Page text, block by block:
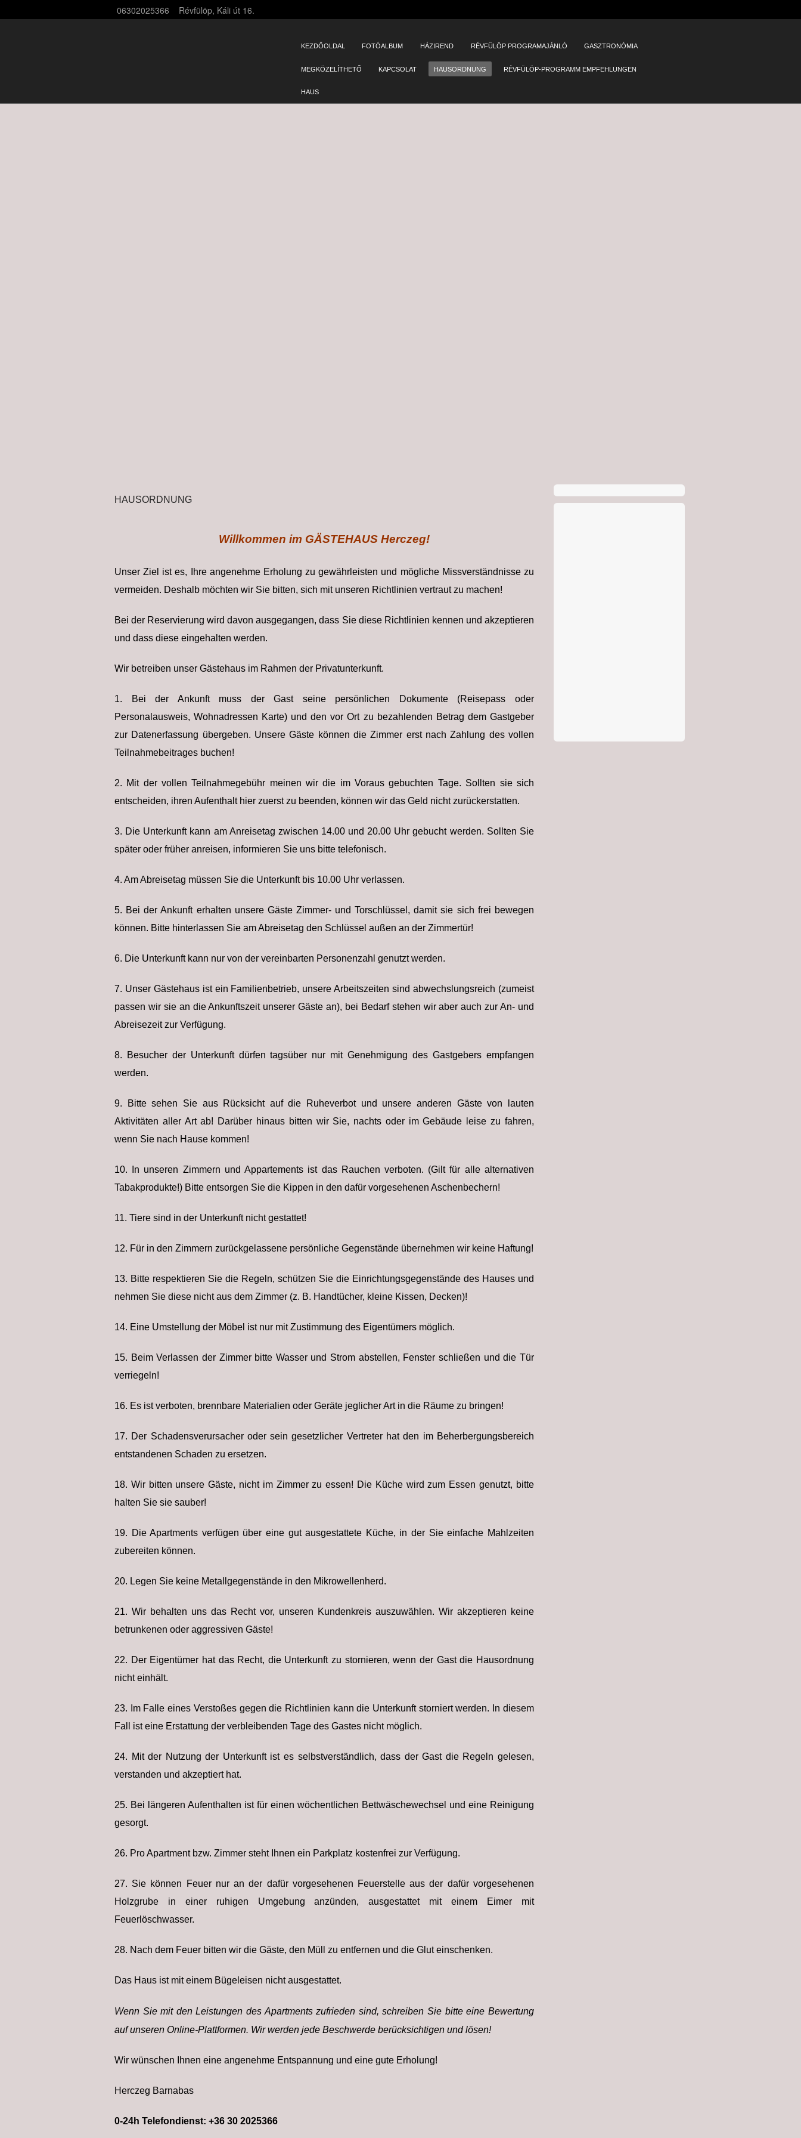
06302025366 Révfülöp, Káli út 16.
SKIP TO CONTENT
KEZDŐOLDAL FOTÓALBUM HÁZIREND RÉVFÜLÖP PROGRAMAJÁNLÓ GASZTRONÓMIA
MEGKÖZELÍTHETŐ KAPCSOLAT HAUSORDNUNG RÉVFÜLÖP-PROGRAMM EMPFEHLUNGEN
HAUS
HAUSORDNUNG
Willkommen im GÄSTEHAUS Herczeg!
Unser Ziel ist es, Ihre angenehme Erholung zu gewährleisten und mögliche Missverständnisse zu
vermeiden. Deshalb möchten wir Sie bitten, sich mit unseren Richtlinien vertraut zu machen!
Bei der Reservierung wird davon ausgegangen, dass Sie diese Richtlinien kennen und akzeptieren
und dass diese eingehalten werden.
Wir betreiben unser Gästehaus im Rahmen der Privatunterkunft.
1. Bei der Ankunft muss der Gast seine persönlichen Dokumente (Reisepass oder
Personalausweis, Wohnadressen Karte) und den vor Ort zu bezahlenden Betrag dem Gastgeber
zur Datenerfassung übergeben. Unsere Gäste können die Zimmer erst nach Zahlung des vollen
Teilnahmebeitrages buchen!
2. Mit der vollen Teilnahmegebühr meinen wir die im Voraus gebuchten Tage. Sollten sie sich
entscheiden, ihren Aufenthalt hier zuerst zu beenden, können wir das Geld nicht zurückerstatten.
3. Die Unterkunft kann am Anreisetag zwischen 14.00 und 20.00 Uhr gebucht werden. Sollten Sie
später oder früher anreisen, informieren Sie uns bitte telefonisch.
4. Am Abreisetag müssen Sie die Unterkunft bis 10.00 Uhr verlassen.
5. Bei der Ankunft erhalten unsere Gäste Zimmer- und Torschlüssel, damit sie sich frei bewegen
können. Bitte hinterlassen Sie am Abreisetag den Schlüssel außen an der Zimmertür!
6. Die Unterkunft kann nur von der vereinbarten Personenzahl genutzt werden.
7. Unser Gästehaus ist ein Familienbetrieb, unsere Arbeitszeiten sind abwechslungsreich (zumeist
passen wir sie an die Ankunftszeit unserer Gäste an), bei Bedarf stehen wir aber auch zur An- und
Abreisezeit zur Verfügung.
8. Besucher der Unterkunft dürfen tagsüber nur mit Genehmigung des Gastgebers empfangen
werden.
9. Bitte sehen Sie aus Rücksicht auf die Ruheverbot und unsere anderen Gäste von lauten
Aktivitäten aller Art ab! Darüber hinaus bitten wir Sie, nachts oder im Gebäude leise zu fahren,
wenn Sie nach Hause kommen!
10. In unseren Zimmern und Appartements ist das Rauchen​​ verboten. (Gilt für alle alternativen
Tabakprodukte!) Bitte entsorgen Sie die Kippen in den dafür vorgesehenen Aschenbechern!
11. Tiere sind in der Unterkunft nicht gestattet!
12. Für in den Zimmern zurückgelassene persönliche Gegenstände übernehmen wir keine Haftung!
13. Bitte respektieren Sie die Regeln, schützen Sie die Einrichtungsgegenstände des Hauses und
nehmen Sie diese nicht aus dem Zimmer (z. B. Handtücher, kleine Kissen, Decken)!
14. Eine Umstellung der Möbel ist nur mit Zustimmung des Eigentümers möglich.
15. Beim Verlassen der Zimmer bitte Wasser und Strom abstellen, Fenster schließen und die Tür
verriegeln!
16. Es ist verboten, brennbare Materialien oder Geräte jeglicher Art in die Räume zu bringen!
17. Der Schadensverursacher oder sein gesetzlicher Vertreter hat den im Beherbergungsbereich
entstandenen Schaden zu ersetzen.
18. Wir bitten unsere Gäste, nicht im Zimmer zu essen! Die Küche wird zum Essen genutzt, bitte
halten Sie sie sauber!
19. Die Apartments verfügen über eine gut ausgestattete Küche, in der Sie einfache Mahlzeiten
zubereiten können.
20. Legen Sie keine Metallgegenstände in den Mikrowellenherd.
21. Wir behalten uns das Recht vor, unseren Kundenkreis auszuwählen. Wir akzeptieren keine
betrunkenen oder aggressiven Gäste!
22. Der Eigentümer hat das Recht, die Unterkunft zu stornieren, wenn der Gast die Hausordnung
nicht einhält.
23. Im Falle eines Verstoßes gegen die Richtlinien kann die Unterkunft storniert werden. In diesem
Fall ist eine Erstattung der verbleibenden Tage des Gastes nicht möglich.
24. Mit der Nutzung der Unterkunft ist es selbstverständlich, dass der Gast die Regeln gelesen,
verstanden und akzeptiert hat.
25. Bei längeren Aufenthalten ist für einen wöchentlichen Bettwäschewechsel und eine Reinigung
gesorgt.
26. Pro Apartment bzw. Zimmer steht Ihnen ein Parkplatz kostenfrei zur Verfügung.
27. Sie können Feuer nur an der dafür vorgesehenen Feuerstelle aus der dafür vorgesehenen
Holzgrube in einer ruhigen Umgebung anzünden, ausgestattet mit einem Eimer mit
Feuerlöschwasser.
28. Nach dem Feuer bitten wir die Gäste, den Müll zu entfernen und die Glut einschenken.
Das Haus ist mit einem Bügeleisen nicht ausgestattet.
Wenn Sie mit den Leistungen des Apartments zufrieden sind, schreiben Sie bitte eine Bewertung
auf unseren Online-Plattformen. Wir werden jede Beschwerde berücksichtigen und lösen!
Wir wünschen Ihnen eine angenehme Entspannung und eine gute Erholung!
Herczeg Barnabas
0-24h Telefondienst: +36 30 2025366